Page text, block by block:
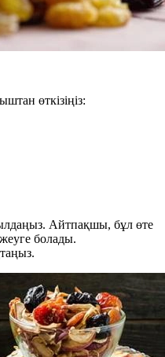
өткізіңіз:
Айтпақшы, бұл өте
болады.